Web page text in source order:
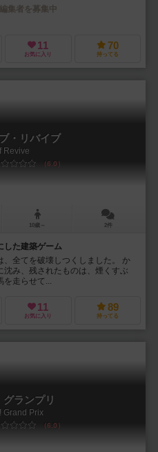
集者を募集中
11
お気に入り
70
持ってる
・リバイブ
Revive
6.0
10歳～ 2件
した建築ゲーム
、全てを破壊しつくしました。 か
み、残されたものは、煙くすぶ
走らせて...
11
お気に入り
89
持ってる
ランプリ
Grand Prix
6.0